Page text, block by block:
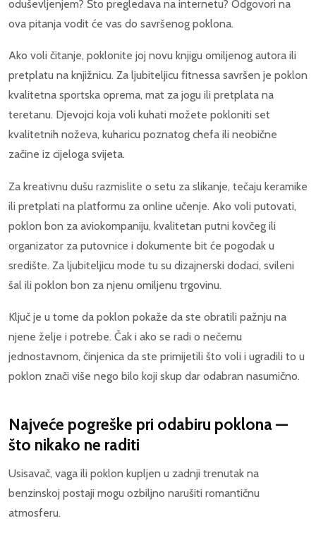
oduševljenjem? Što pregledava na internetu? Odgovori na
ova pitanja vodit će vas do savršenog poklona.
Ako voli čitanje, poklonite joj novu knjigu omiljenog autora ili
pretplatu na knjižnicu. Za ljubiteljicu fitnessa savršen je poklon
kvalitetna sportska oprema, mat za jogu ili pretplata na
teretanu. Djevojci koja voli kuhati možete pokloniti set
kvalitetnih noževa, kuharicu poznatog chefa ili neobične
začine iz cijeloga svijeta.
Za kreativnu dušu razmislite o setu za slikanje, tečaju keramike
ili pretplati na platformu za online učenje. Ako voli putovati,
poklon bon za aviokompaniju, kvalitetan putni kovčeg ili
organizator za putovnice i dokumente bit će pogodak u
središte. Za ljubiteljicu mode tu su dizajnerski dodaci, svileni
šal ili poklon bon za njenu omiljenu trgovinu.
Ključ je u tome da poklon pokaže da ste obratili pažnju na
njene želje i potrebe. Čak i ako se radi o nečemu
jednostavnom, činjenica da ste primijetili što voli i ugradili to u
poklon znači više nego bilo koji skup dar odabran nasumično.
Najveće pogreške pri odabiru poklona —
što nikako ne raditi
Usisavač, vaga ili poklon kupljen u zadnji trenutak na
benzinskoj postaji mogu ozbiljno narušiti romantičnu
atmosferu.